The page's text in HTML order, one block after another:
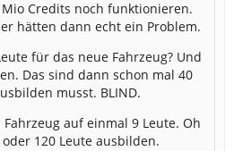
Credits noch funktionieren.
hätten dann echt ein Problem.
für das neue Fahrzeug? Und
Das sind dann schon mal 40
musst. BLIND.
auf einmal 9 Leute. Oh
120 Leute ausbilden.